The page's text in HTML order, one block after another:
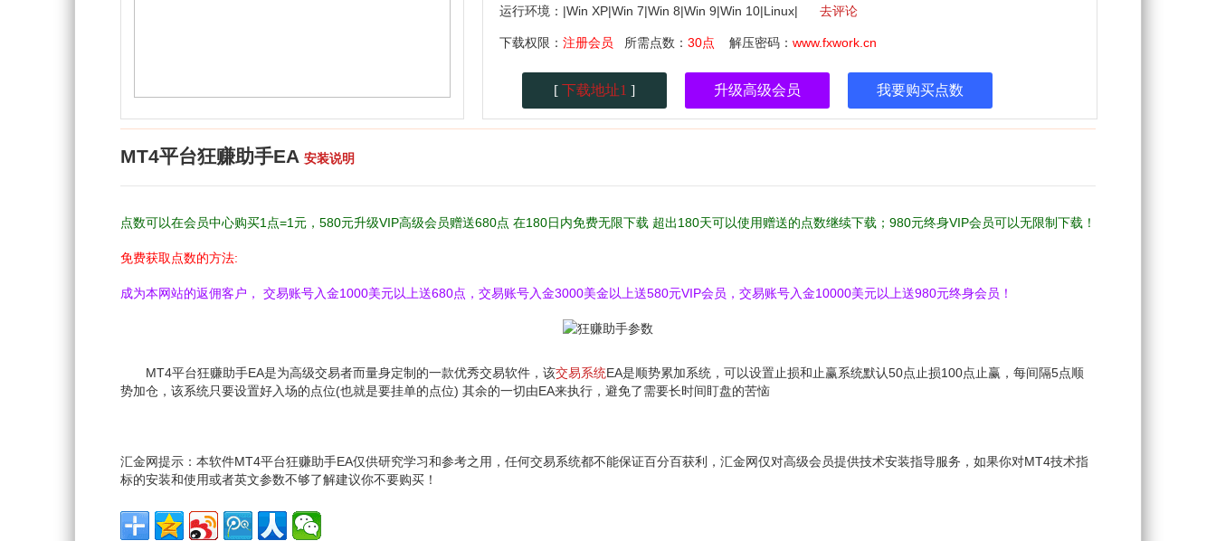
运行环境：|Win XP|Win 7|Win 8|Win 9|Win 10|Linux| 去评论
下载权限： 注册会员 所需点数： 30点 解压密码： www.fxwork.cn
[ 下载地址1 ] 升级高级会员 我要购买点数
MT4平台狂赚助手EA 安装说明
点数可以在会员中心购买1点=1元，580元升级VIP高级会员赠送680点 在180日内免费无限下载 超出180天可以使用赠送的点数继续下载；980元终身VIP会员可以无限制下载！
免费获取点数的方法:
成为本网站的返佣客户， 交易账号入金1000美元以上送680点，交易账号入金3000美金以上送580元VIP会员，交易账号入金10000美元以上送980元终身会员！
MT4平台狂赚助手EA是为高级交易者而量身定制的一款优秀交易软件，该交易系统EA是顺势累加系统，可以设置止损和止赢系统默认50点止损100点止赢，每间隔5点顺
势加仓，该系统只要设置好入场的点位(也就是要挂单的点位) 其余的一切由EA来执行，避免了需要长时间盯盘的苦恼
汇金网提示：本软件MT4平台狂赚助手EA仅供研究学习和参考之用，任何交易系统都不能保证百分百获利，汇金网仅对高级会员提供技术安装指导服务，如果你对MT4技术指
标的安装和使用或者英文参数不够了解建议你不要购买！